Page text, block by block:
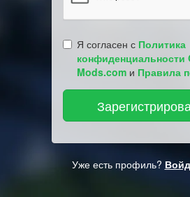
Я согласен с Политика
конфиденциальности
Mods.com и Правила
Уже есть профиль?